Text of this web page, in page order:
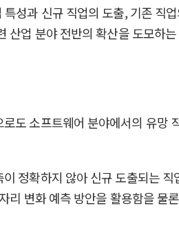
성과 신규 직업의 도출, 기존 직
업 분야 전반의 확산을 도모하
도 소프트웨어 분야에서의 유망
정확하지 않아 신규 도출되는
변화 예측 방안을 활용함을 물